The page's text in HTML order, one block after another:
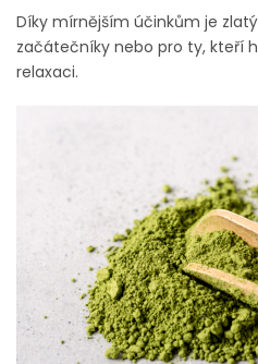
Díky mírnějším účinkům je
začátečníky nebo pro ty, kteří
relaxaci.